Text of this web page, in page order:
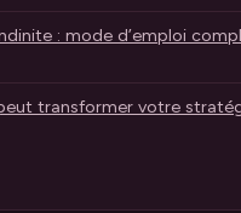
: mode d’emploi
transformer votre